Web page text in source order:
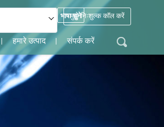
मुझे निःशुल्क कॉल करें
भाषा चुने
हमारे उत्पाद संपर्क करें